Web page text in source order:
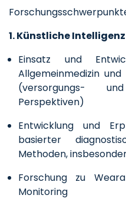
1. Künstliche
Einsatz und
Allgemeinmedizin
(versorgungs- und
Perspektiven)
Entwicklung und
basierter
Methoden,
Forschung zu
Monitoring